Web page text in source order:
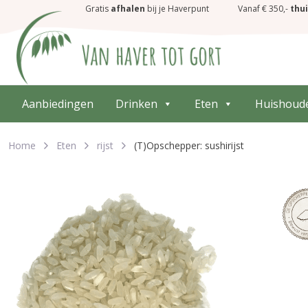
Gratis afhalen bij je Haverpunt Vanaf € 350,-
Aanbiedingen Drinken Eten
Home Eten rijst (T)Opschepper: sushirijst